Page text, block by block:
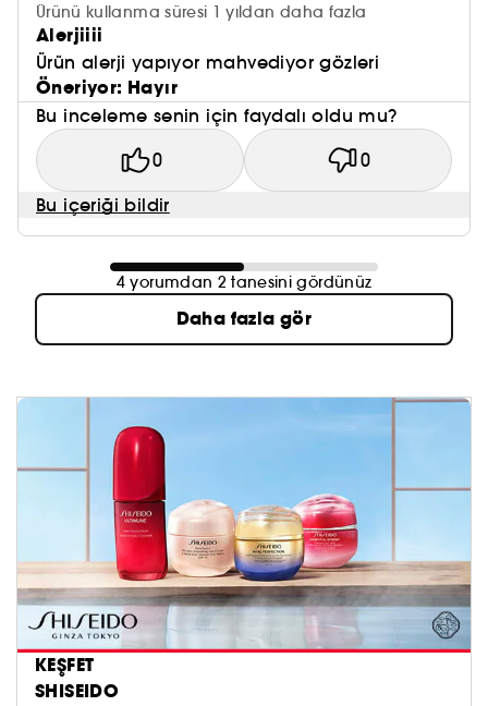
Ürünü kullanma süresi 1 yıldan daha fazla
Alerjiiii
Ürün alerji yapıyor mahvediyor gözleri
Öneriyor: Hayır
Bu inceleme senin için faydalı oldu mu?
0 0
Bu içeriği bildir
4 yorumdan 2 tanesini gördünüz
Daha fazla gör
KEŞFET
SHISEIDO